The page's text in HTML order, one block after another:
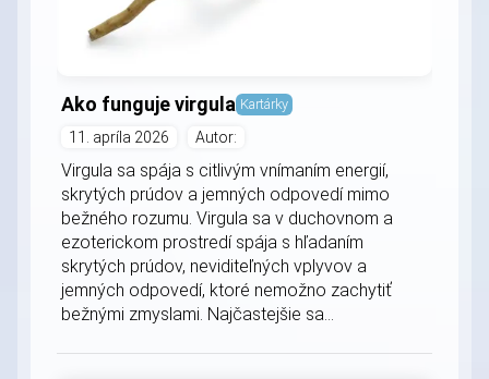
Ako funguje virgula Kartárky
11. apríla 2026 Autor:
Virgula sa spája s citlivým vnímaním energií,
skrytých prúdov a jemných odpovedí mimo
bežného rozumu. Virgula sa v duchovnom a
ezoterickom prostredí spája s hľadaním
skrytých prúdov, neviditeľných vplyvov a
jemných odpovedí, ktoré nemožno zachytiť
bežnými zmyslami. Najčastejšie sa...